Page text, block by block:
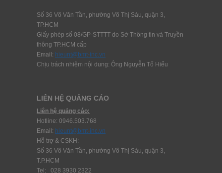
Số 36 Võ Văn Tần, phường Võ Thị Sáu, quận 3,
TP.HCM
Giấy phép số 08/GP-STTTT do Sở Thông tin và Truyền
thông TP.HCM cấp
Email: hieunt@bmt-inc.vn
Chịu trách nhiệm nội dung: Ông Nguyễn Tố Hiểu
LIÊN HỆ QUẢNG CÁO
Liên hệ quảng cáo:
Hotline: 0946.503.768
Email: hieunt@bmt-inc.vn
Hỗ trợ & CSKH:
Số 36 Võ Văn Tần, phường Võ Thị Sáu, quận 3,
T.P.HCM
Tel: 028 3930 2322